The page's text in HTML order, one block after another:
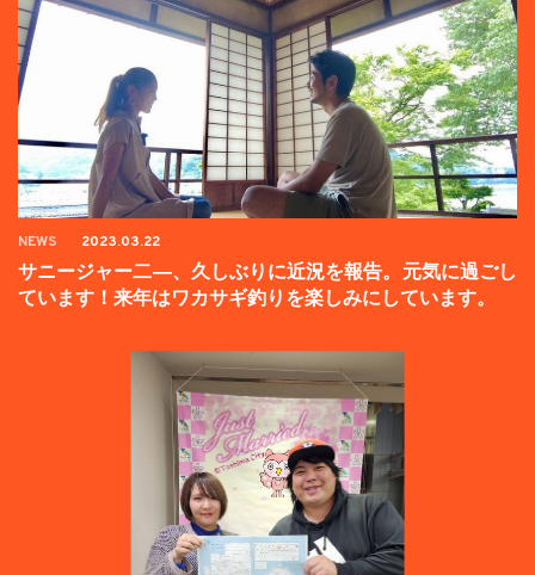
NEWS 2023.03.22
サニージャー二―、久しぶりに近況を報告。元気に過ごし
ています！来年はワカサギ釣りを楽しみにしています。